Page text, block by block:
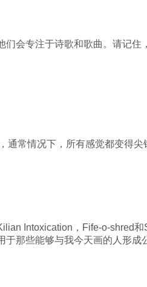
会专注于诗歌和歌曲。请记住
常情况下，所有感觉都变得
Intoxication，Fife-o-shred
那些能够与我今天画的人形成